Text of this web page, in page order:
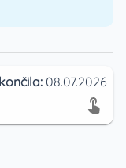
08.07.2026